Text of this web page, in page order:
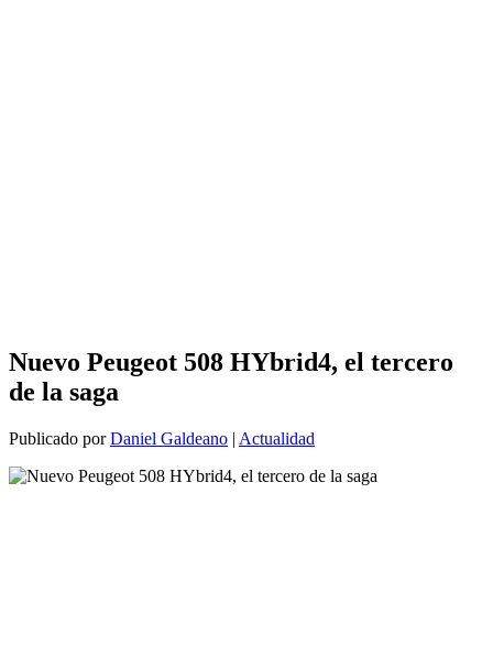
Nuevo Peugeot 508 HYbrid4, el tercero
de la saga
Publicado porDaniel Galdeano | Actualidad